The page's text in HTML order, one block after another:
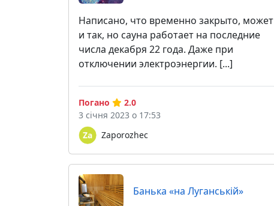
Написано, что временно закрыто, может
и так, но сауна работает на последние
числа декабря 22 года. Даже при
отключении электроэнергии. [...]
Zaporozhec
Погано
2.0
3 січня 2023 о 17:53
Банька «на Луганській»